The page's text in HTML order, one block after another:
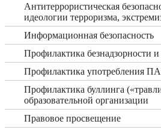
Антитеррористическая
идеологии терроризма,
Информационная безопасность
Профилактика безнадзорности
Профилактика употребления
Профилактика буллинга
образовательной организации
Правовое просвещение